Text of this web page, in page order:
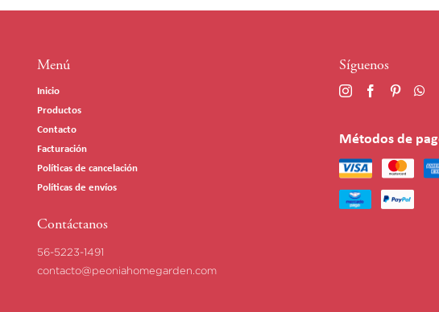
Menú
Inicio
Productos
Contacto
Facturación
Políticas de cancelación
Políticas de envíos
Contáctanos
56-5223-1491
contacto@peoniahomegarden.com
Síguenos
Métodos de